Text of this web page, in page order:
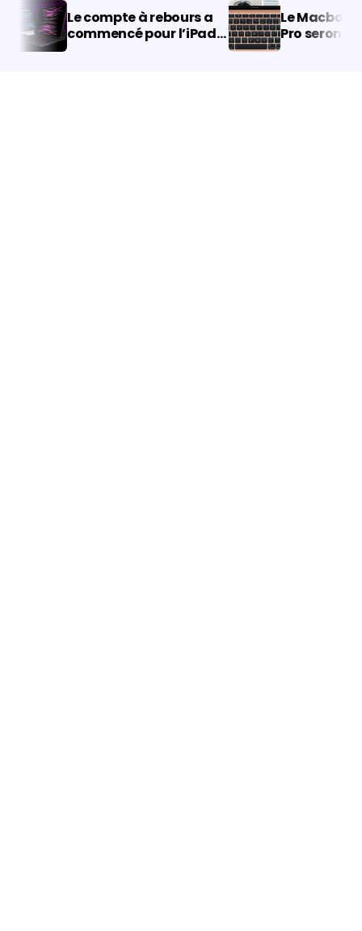
Le compte à rebours a
commencé pour l’iPad
Pro OLED !
Le Macbook
Pro seront
d’écrans